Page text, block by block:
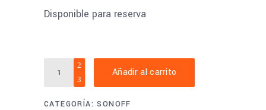
Disponible para reserva
SONOFF
SlampherR2
Añadir al carrito
CATEGORÍA:SONOFF